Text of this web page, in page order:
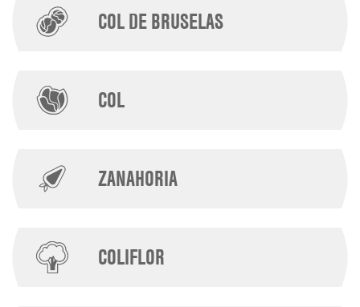
COL DE BRUSELAS
COL
ZANAHORIA
COLIFLOR